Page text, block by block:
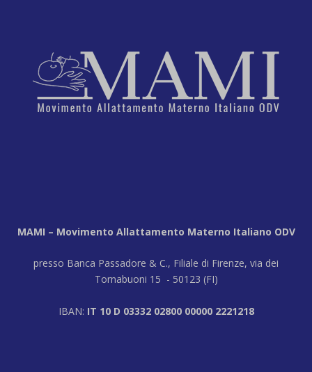
MAMI – Movimento Allattamento Materno Italiano ODV
presso Banca Passadore & C., Filiale di Firenze, via dei
Tornabuoni 15 - 50123 (FI)
IBAN: IT 10 D 03332 02800 00000 2221218